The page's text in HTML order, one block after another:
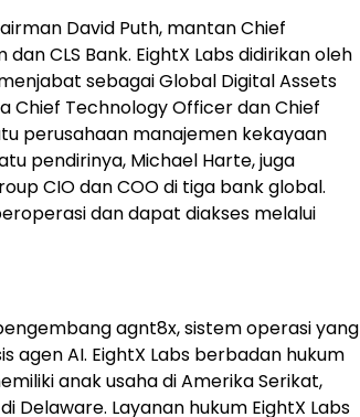
David Puth, mantan Chief
CLS Bank. EightX Labs didirikan oleh
sebagai Global Digital Assets
Chief Technology Officer dan Chief
perusahaan manajemen kekayaan
pendirinya, Michael Harte, juga
CIO dan COO di tiga bank global.
dan dapat diakses melalui
agnt8x, sistem operasi yang
agen AI. EightX Labs berbadan hukum
anak usaha di Amerika Serikat,
Delaware. Layanan hukum EightX Labs